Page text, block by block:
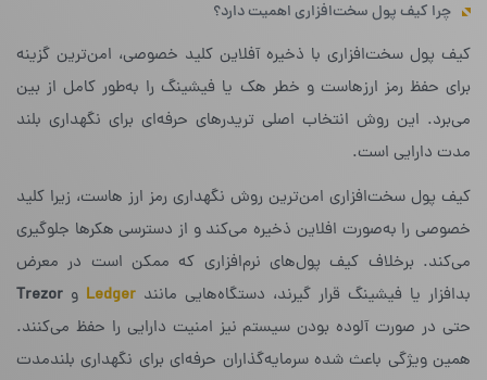
چرا کیف پول سخت‌افزاری اهمیت دارد؟
کیف پول سخت‌افزاری با ذخیره آفلاین کلید خصوصی، امن‌ترین گزینه
برای حفظ رمز ارزهاست و خطر هک یا فیشینگ را به‌طور کامل از بین
می‌برد. این روش انتخاب اصلی تریدرهای حرفه‌ای برای نگهداری بلند
مدت دارایی است.
کیف پول سخت‌افزاری امن‌ترین روش نگهداری رمز ارز هاست، زیرا کلید
خصوصی را به‌صورت افلاین ذخیره می‌کند و از دسترسی هکرها جلوگیری
می‌کند. برخلاف کیف پول‌های نرم‌افزاری که ممکن است در معرض
بدافزار یا فیشینگ قرار گیرند، دستگاه‌هایی مانند Ledger و Trezor
حتی در صورت آلوده بودن سیستم نیز امنیت دارایی را حفظ می‌کنند.
همین ویژگی باعث شده سرمایه‌گذاران حرفه‌ای برای نگهداری بلندمدت